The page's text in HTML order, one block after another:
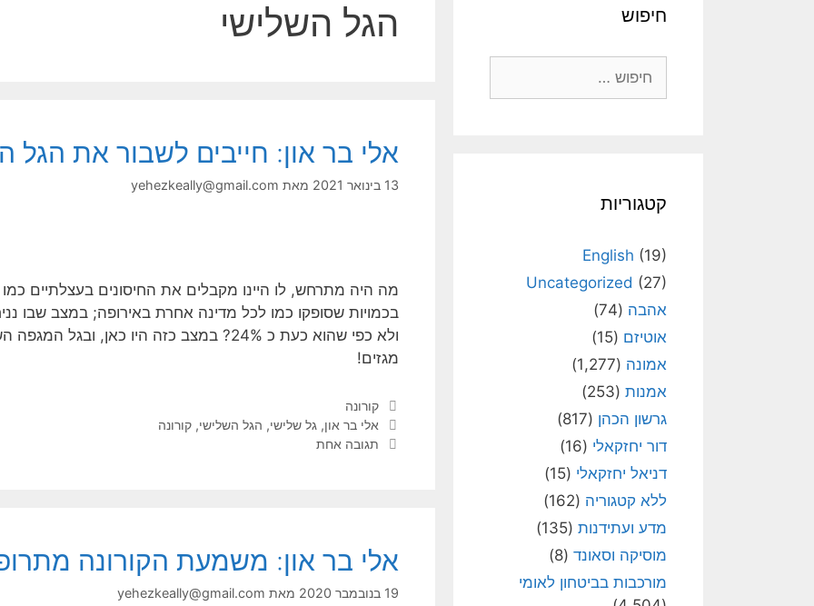
הגל השלישי
אלי בר און: חייבים לשבור את הגל
13 בינואר 2021 מאת yehezkeally@gmail.com
מה היה מתרחש, לו היינו מקבלים את החיסונים בעצלתיים
ולא כפי שהוא כעת כ 24%? במצב כזה היו כאן,
מגזים!
קטגוריות
קורונה
תגיות
אלי בר און, גל שלישי, הגל השלישי, קורונה
תגובה אחת
אלי בר און: משמעת הקורונה
19 בנובמבר 2020 מאת yehezkeally@gmail.com
חיפוש
קטגוריות
English (19)
Uncategorized (27)
אהבה (74)
אוטיזם (15)
אמונה (1,277)
אמנות (253)
גרשון הכהן (817)
דור יחזקאלי (16)
דניאל יחזקאלי (15)
ללא קטגוריה (162)
מדע ועתידנות (135)
מוסיקה וסאונד (8)
מורכבות בביטחון לאומי